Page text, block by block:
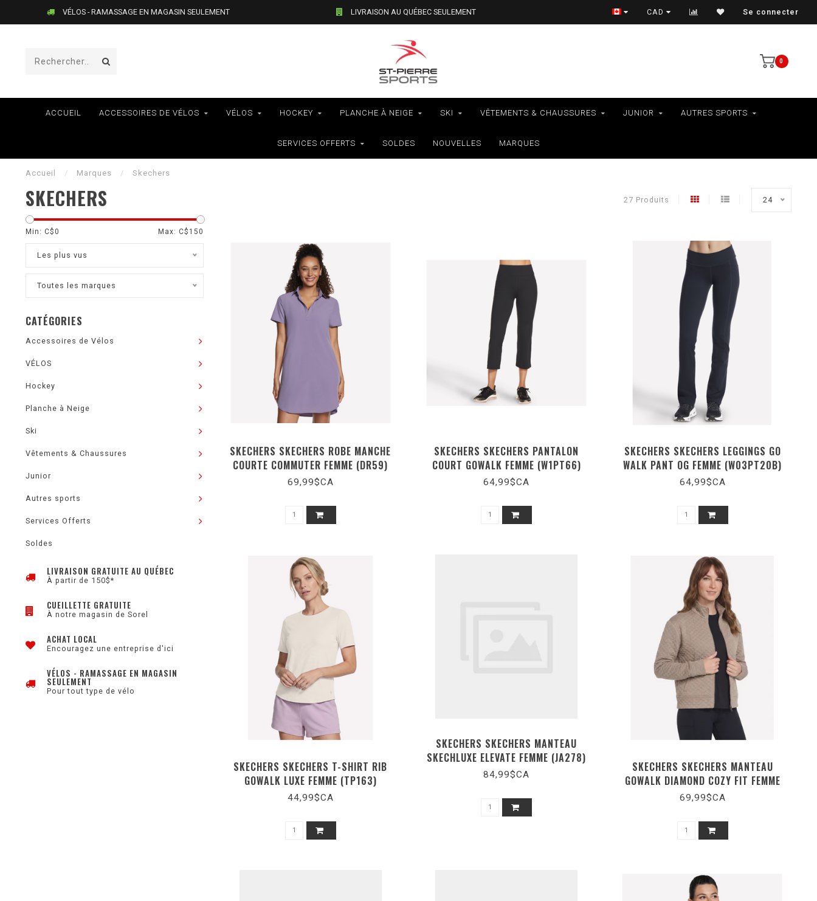
LIVRAISON AU QUÉBEC SEULEMENT VÉLOS - RAMASSAGE EN MAGASIN SEULEMENT LIVRAISON AU QUÉBEC SEULEMENT
CAD Se connecter
0
ACCUEIL ACCESSOIRES DE VÉLOS VÉLOS HOCKEY PLANCHE À NEIGE SKI VÊTEMENTS & CHAUSSURES JUNIOR AUTRES SPORTS
SERVICES OFFERTS SOLDES NOUVELLES MARQUES
Accueil / Marques / Skechers
SKECHERS 27 Produits 24
Min: C$0 Max: C$ 150
Les plus vus
Toutes les marques
CATÉGORIES
Accessoires de Vélos
VÉLOS
Hockey
Planche à Neige
Ski
Vêtements & Chaussures
Junior
Autres sports
Services Offerts
Soldes
LIVRAISON GRATUITE AU QUÉBEC
À partir de 150$*
CUEILLETTE GRATUITE
À notre magasin de Sorel
ACHAT LOCAL
Encouragez une entreprise d'ici
VÉLOS - RAMASSAGE EN MAGASIN
SEULEMENT
Pour tout type de vélo
SKECHERS SKECHERS ROBE MANCHE
COURTE COMMUTER FEMME (DR59)
69,99$CA
SKECHERS SKECHERS PANTALON
COURT GOWALK FEMME (W1PT66)
64,99$CA
SKECHERS SKECHERS LEGGINGS GO
WALK PANT OG FEMME (W03PT20B)
64,99$CA
SKECHERS SKECHERS T-SHIRT RIB
GOWALK LUXE FEMME (TP163)
44,99$CA
SKECHERS SKECHERS MANTEAU
SKECHLUXE ELEVATE FEMME (JA278)
84,99$CA
SKECHERS SKECHERS MANTEAU
GOWALK DIAMOND COZY FIT FEMME
(JA496)
69,99$CA